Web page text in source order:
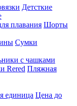
Детсткие
плавания Шорты
Сумки
с чашками
Rered Пляжная
единица Цена до